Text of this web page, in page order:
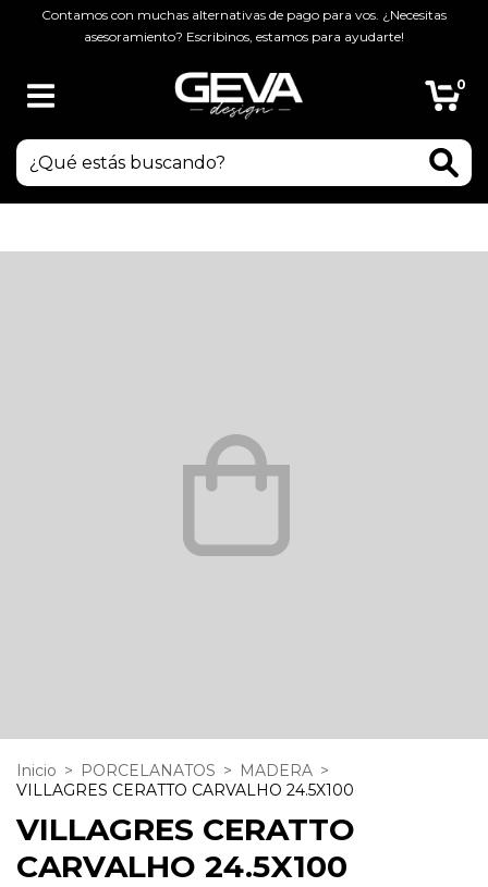
Contamos con muchas alternativas de pago para vos. ¿Necesitas
asesoramiento? Escribinos, estamos para ayudarte!
0
Inicio > PORCELANATOS > MADERA >
VILLAGRES CERATTO CARVALHO 24.5X100
VILLAGRES CERATTO
CARVALHO 24.5X100